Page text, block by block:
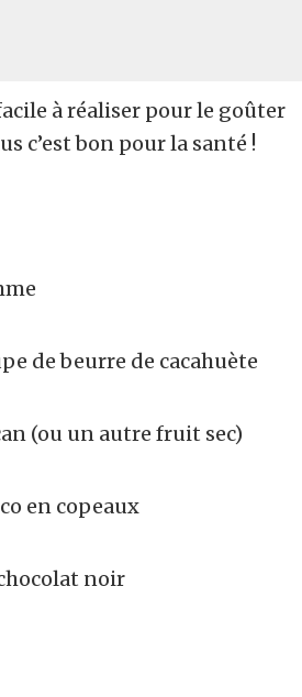
à réaliser pour le goûter
c’est bon pour la santé !
de beurre de cacahuète
(ou un autre fruit sec)
en copeaux
noir